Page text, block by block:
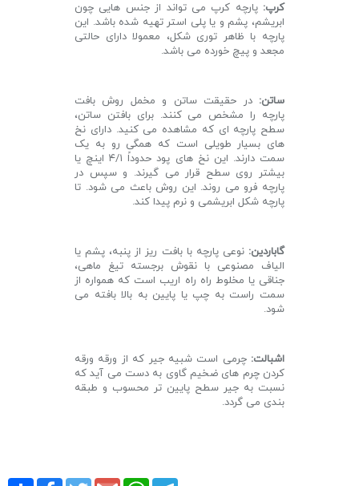
کرپ: پارچه کرپ می تواند از جنس هایی چون
ابریشم، پشم و یا پلی استر تهیه شده باشد. این
پارچه با ظاهر توری شکل، معمولا دارای حالتی
مجعد و پیچ خورده می باشد.
ساتن: در حقیقت ساتن و مخمل روش بافت
پارچه را مشخص می کنند. برای بافتن ساتن،
سطح پارچه ای که مشاهده می کنید. دارای نخ
های بسیار طویلی است که همگی رو به یک
سمت دارند. این نخ های پود حدوداً ۴/۱ اینچ یا
بیشتر روی سطح قرار می گیرند. و سپس در
پارچه فرو می روند. این روش باعث می شود. تا
پارچه شکل ابریشمی و نرم پیدا کند.
گاباردین: نوعی پارچه با بافت ریز از پنبه، پشم یا
الیاف مصنوعی با نقوش برجسته تیغ ماهی،
جناقی یا مخلوط راه راه اریب است که همواره از
سمت راست به چپ یا پایین به بالا بافته می
شود.
اشبالت: چرمی است شبیه جیر که از ورقه ورقه
کردن چرم های ضخیم گاوی به دست می آید که
نسبت به جیر سطح پایین تر محسوب و طبقه
بندی می گردد.